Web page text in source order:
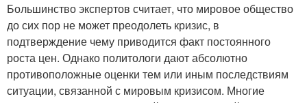
Большинство экспертов считает, что мировое общество
до сих пор не может преодолеть кризис, в
подтверждение чему приводится факт постоянного
роста цен. Однако политологи дают абсолютно
противоположные оценки тем или иным последствиям
ситуации, связанной с мировым кризисом. Многие